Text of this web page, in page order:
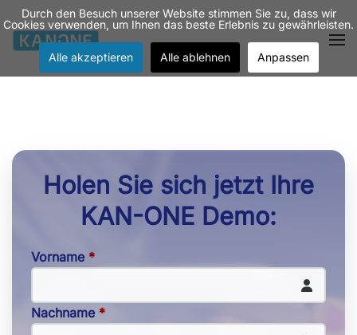
Zum Hauptinhalt springen
Holen Sie sich jetzt Ihre
KAN-ONE Demo:
Vorname*
Nachname*
Durch den Besuch unserer Website stimmen Sie zu, dass wir
Cookies verwenden, um Ihnen das beste Erlebnis zu gewährleisten.
Alle akzeptieren Alle ablehnen Anpassen